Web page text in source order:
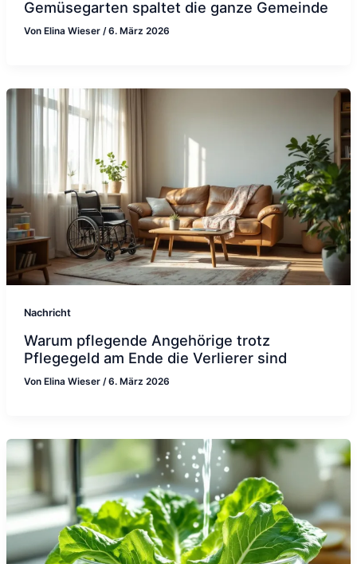
Gemüsegarten spaltet die ganze Gemeinde
Von Elina Wieser /6. März 2026
Nachricht
Warum pflegende Angehörige trotz
Pflegegeld am Ende die Verlierer sind
Von Elina Wieser /6. März 2026